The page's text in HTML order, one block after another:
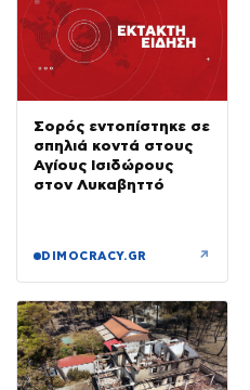
Σορός εντοπίστηκε σε
σπηλιά κοντά στους
Αγίους Ισιδώρους
στον Λυκαβηττό
DIMOCRACY.GR ↗